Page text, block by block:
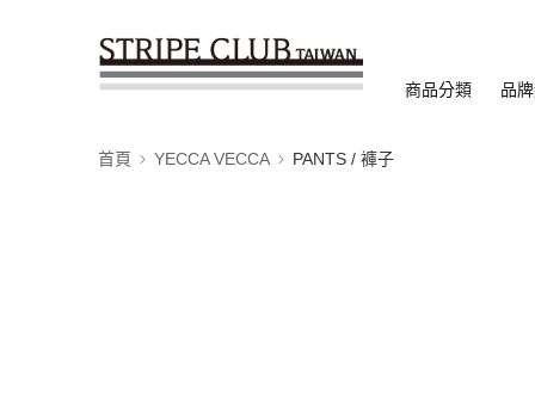
商品分類 品
首頁 YECCA VECCA PANTS / 褲子